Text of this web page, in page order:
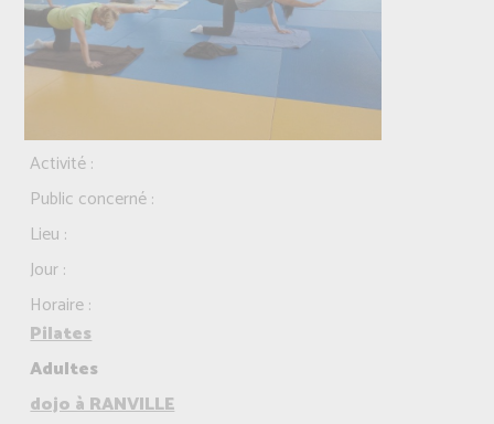
Activité :
Public concerné :
Lieu :
Jour :
Horaire :
Pilates
Adultes
dojo à RANVILLE